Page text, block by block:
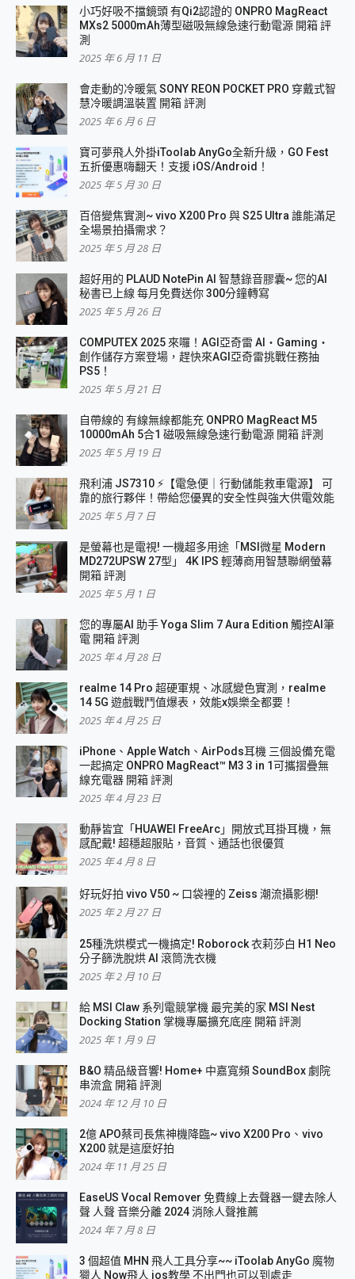
小巧好吸不擋鏡頭 有Qi2認證的 ONPRO MagReact
MXs2 5000mAh薄型磁吸無線急速行動電源 開箱 評
測
2025 年 6 月 11 日
會走動的冷暖氣 SONY REON POCKET PRO 穿戴式智
慧冷暖調溫裝置 開箱 評測
2025 年 6 月 6 日
寶可夢飛人外掛iToolab AnyGo全新升級，GO Fest
五折優惠嗨翻天！支援 iOS/Android！
2025 年 5 月 30 日
百倍變焦實測~ vivo X200 Pro 與 S25 Ultra 誰能滿足
全場景拍攝需求？
2025 年 5 月 28 日
超好用的 PLAUD NotePin AI 智慧錄音膠囊~ 您的AI
秘書已上線 每月免費送你 300分鐘轉寫
2025 年 5 月 26 日
COMPUTEX 2025 來囉！AGI亞奇雷 AI・Gaming・
創作儲存方案登場，趕快來AGI亞奇雷挑戰任務抽
PS5！
2025 年 5 月 21 日
自帶線的 有線無線都能充 ONPRO MagReact M5
10000mAh 5合1 磁吸無線急速行動電源 開箱 評測
2025 年 5 月 19 日
飛利浦 JS7310 ⚡【電急便｜行動儲能救車電源】 可
靠的旅行夥伴！帶給您優異的安全性與強大供電效能
2025 年 5 月 7 日
是螢幕也是電視! 一機超多用途「MSI微星 Modern
MD272UPSW 27型」 4K IPS 輕薄商用智慧聯網螢幕
開箱 評測
2025 年 5 月 1 日
您的專屬AI 助手 Yoga Slim 7 Aura Edition 觸控AI筆
電 開箱 評測
2025 年 4 月 28 日
realme 14 Pro 超硬軍規、冰感變色實測，realme
14 5G 遊戲戰鬥值爆表，效能x娛樂全都要！
2025 年 4 月 25 日
iPhone、Apple Watch、AirPods耳機 三個設備充電
一起搞定 ONPRO MagReact™ M3 3 in 1可攜摺疊無
線充電器 開箱 評測
2025 年 4 月 23 日
動靜皆宜「HUAWEI FreeArc」開放式耳掛耳機，無
感配戴! 超穩超服貼，音質、通話也很優質
2025 年 4 月 8 日
好玩好拍 vivo V50 ~ 口袋裡的 Zeiss 潮流攝影棚!
2025 年 2 月 27 日
25種洗烘模式一機搞定! Roborock 衣莉莎白 H1 Neo
分子篩洗脫烘 AI 滾筒洗衣機
2025 年 2 月 10 日
給 MSI Claw 系列電競掌機 最完美的家 MSI Nest
Docking Station 掌機專屬擴充底座 開箱 評測
2025 年 1 月 9 日
B&O 精品級音響! Home+ 中嘉寬頻 SoundBox 劇院
串流盒 開箱 評測
2024 年 12 月 10 日
2億 APO蔡司長焦神機降臨~ vivo X200 Pro、vivo
X200 就是這麼好拍
2024 年 11 月 25 日
EaseUS Vocal Remover 免費線上去聲器一鍵去除人
聲 人聲 音樂分離 2024 消除人聲推薦
2024 年 7 月 8 日
3 個超值 MHN 飛人工具分享~~ iToolab AnyGo 魔物
獵人 Now飛人 ios教學 不出門也可以到處走